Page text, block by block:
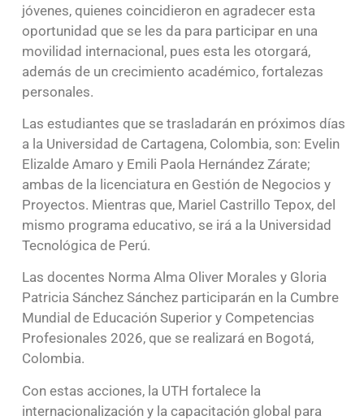
jóvenes, quienes coincidieron en agradecer esta
oportunidad que se les da para participar en una
movilidad internacional, pues esta les otorgará,
además de un crecimiento académico, fortalezas
personales.
Las estudiantes que se trasladarán en próximos días
a la Universidad de Cartagena, Colombia, son: Evelin
Elizalde Amaro y Emili Paola Hernández Zárate;
ambas de la licenciatura en Gestión de Negocios y
Proyectos. Mientras que, Mariel Castrillo Tepox, del
mismo programa educativo, se irá a la Universidad
Tecnológica de Perú.
Las docentes Norma Alma Oliver Morales y Gloria
Patricia Sánchez Sánchez participarán en la Cumbre
Mundial de Educación Superior y Competencias
Profesionales 2026, que se realizará en Bogotá,
Colombia.
Con estas acciones, la UTH fortalece la
internacionalización y la capacitación global para